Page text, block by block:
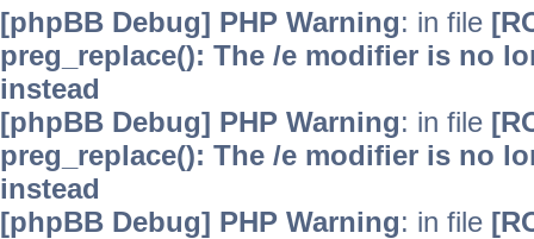
[phpBB Debug] PHP Warning: in file
preg_replace(): The /e modifier is no
instead
[phpBB Debug] PHP Warning: in file
preg_replace(): The /e modifier is no
instead
[phpBB Debug] PHP Warning: in file